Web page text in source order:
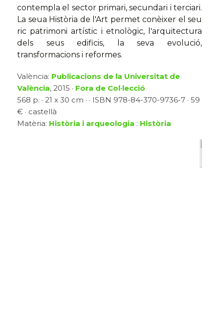
contempla el sector primari, secundari i terciari.
La seua Història de l'Art permet conèixer el seu
ric patrimoni artístic i etnològic, l'arquitectura
dels seus edificis, la seva evolució,
transformacions i reformes.
València: Publicacions de la Universitat de
València, 2015 · Fora de Col·lecció
568 p. · 21 x 30 cm · · ISBN 978-84-370-9736-7 · 59
€ · castellà
Matèria: Història i arqueologia : Història